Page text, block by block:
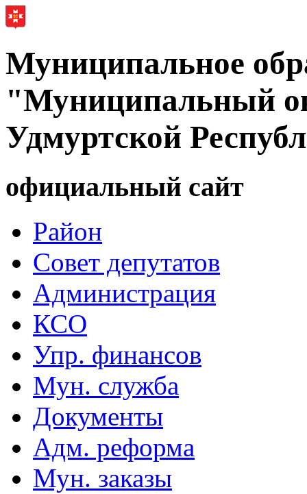
Муниципальное
"Муниципальный
Удмуртской
официальный сайт
Район
Совет депутатов
Администрация
КСО
Упр. финансов
Мун. служба
Документы
Адм. реформа
Мун. заказы